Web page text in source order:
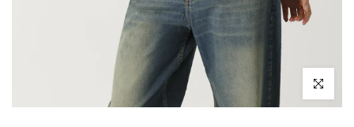
Click para